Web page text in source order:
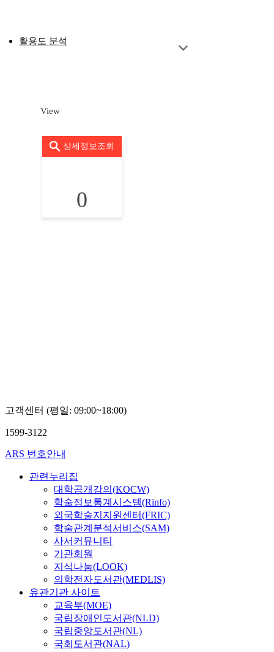
활용도 분석
View
상세정보조회
0
고객센터 (평일: 09:00~18:00)
1599-3122
ARS 번호안내
관련누리집
대학공개강의(KOCW)
학술정보통계시스템(Rinfo)
외국학술지지원센터(FRIC)
학술관계분석서비스(SAM)
사서커뮤니티
기관회원
지식나눔(LOOK)
의학전자도서관(MEDLIS)
유관기관 사이트
교육부(MOE)
국립장애인도서관(NLD)
국립중앙도서관(NL)
국회도서관(NAL)